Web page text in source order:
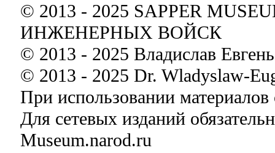
© 2013 - 2025 SAPPER
ИНЖЕНЕРНЫХ ВОЙСК
© 2013 - 2025 Владислав
© 2013 - 2025 Dr. Wladyslaw-
При использовании материалов
Для сетевых изданий
Museum.narod.ru